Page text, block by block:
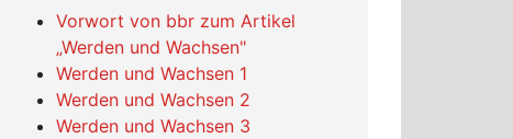
Vorwort von bbr zum Artikel
„Werden und Wachsen"
Werden und Wachsen 1
Werden und Wachsen 2
Werden und Wachsen 3